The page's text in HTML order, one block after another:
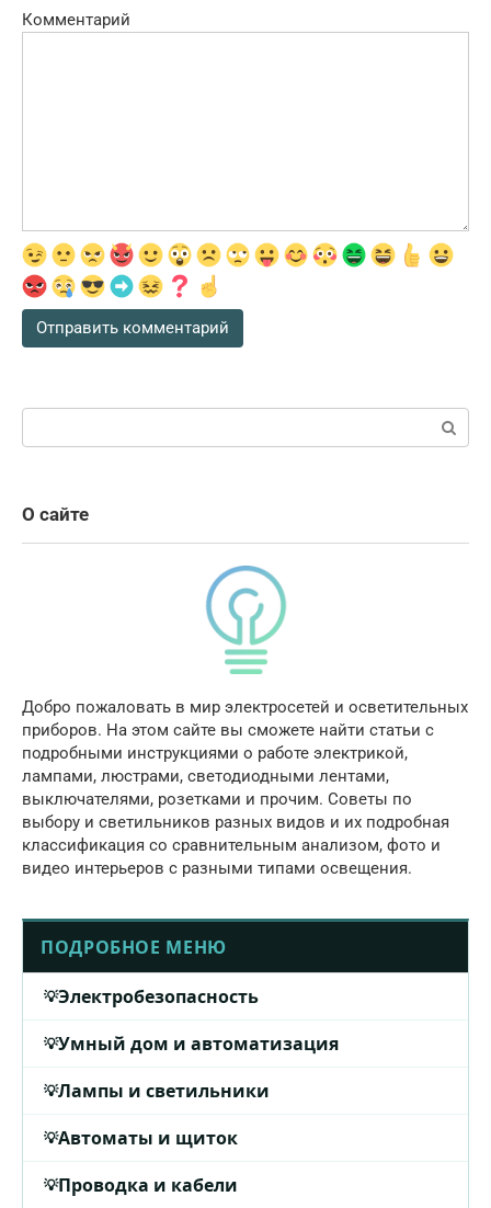
Комментарий
Поиск:
О сайте
Добро пожаловать в мир электросетей и осветительных
приборов. На этом сайте вы сможете найти статьи с
подробными инструкциями о работе электрикой,
лампами, люстрами, светодиодными лентами,
выключателями, розетками и прочим. Советы по
выбору и светильников разных видов и их подробная
классификация со сравнительным анализом, фото и
видео интерьеров с разными типами освещения.
ПОДРОБНОЕ МЕНЮ
Электробезопасность
Умный дом и автоматизация
Лампы и светильники
Автоматы и щиток
Проводка и кабели